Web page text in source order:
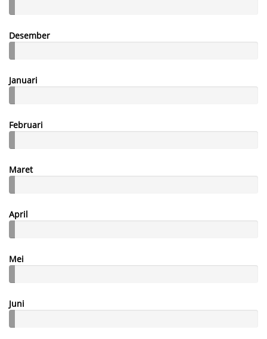
Desember
Januari
Februari
Maret
April
Mei
Juni